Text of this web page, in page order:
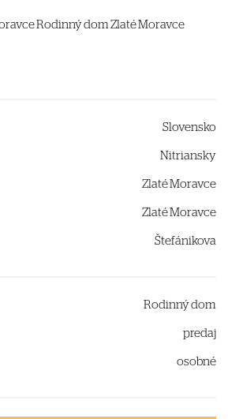
Rodinný dom Zlaté Moravce
Slovensko
Nitriansky
Zlaté Moravce
Zlaté Moravce
Štefánikova
Rodinný dom
predaj
osobné